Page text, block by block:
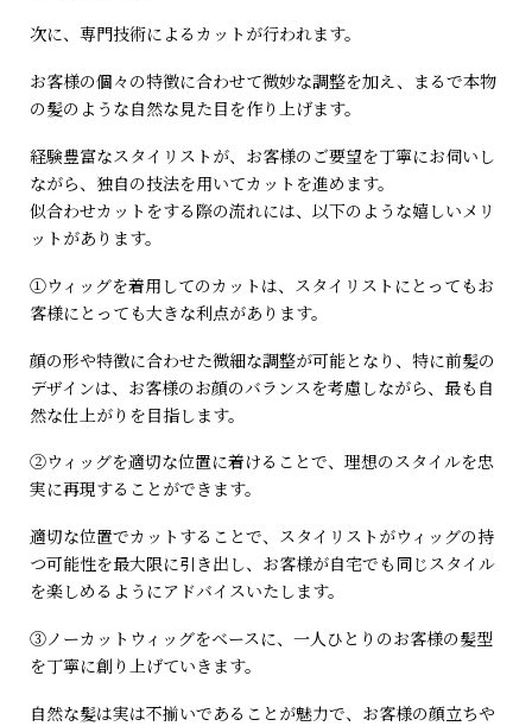
次に、専門技術によるカットが行われます。
お客様の個々の特徴に合わせて微妙な調整を加え、まるで本物
の髪のような自然な見た目を作り上げます。
経験豊富なスタイリストが、お客様のご要望を丁寧にお伺いし
ながら、独自の技法を用いてカットを進めます。
似合わせカットをする際の流れには、以下のような嬉しいメリ
ットがあります。
①ウィッグを着用してのカットは、スタイリストにとってもお
客様にとっても大きな利点があります。
顔の形や特徴に合わせた微細な調整が可能となり、特に前髪の
デザインは、お客様のお顔のバランスを考慮しながら、最も自
然な仕上がりを目指します。
②ウィッグを適切な位置に着けることで、理想のスタイルを忠
実に再現することができます。
適切な位置でカットすることで、スタイリストがウィッグの持
つ可能性を最大限に引き出し、お客様が自宅でも同じスタイル
を楽しめるようにアドバイスいたします。
③ノーカットウィッグをベースに、一人ひとりのお客様の髪型
を丁寧に創り上げていきます。
自然な髪は実は不揃いであることが魅力で、お客様の顔立ちや